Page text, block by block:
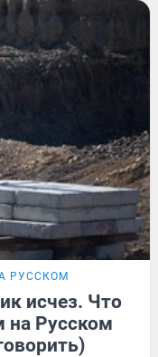
РУССКОМ
исчез. Что
на Русском